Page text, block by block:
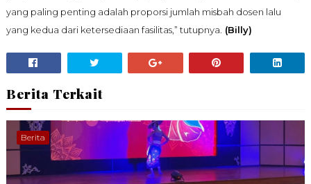
yang paling penting adalah proporsi jumlah misbah dosen lalu
yang kedua dari ketersediaan fasilitas,” tutupnya. (Billy)
Berita Terkait
Berita